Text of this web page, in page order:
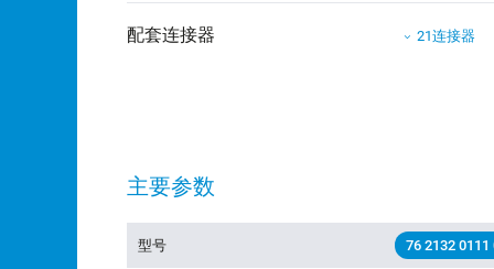
配套连接器 21连接器
主要参数
型号 76 2132 0111